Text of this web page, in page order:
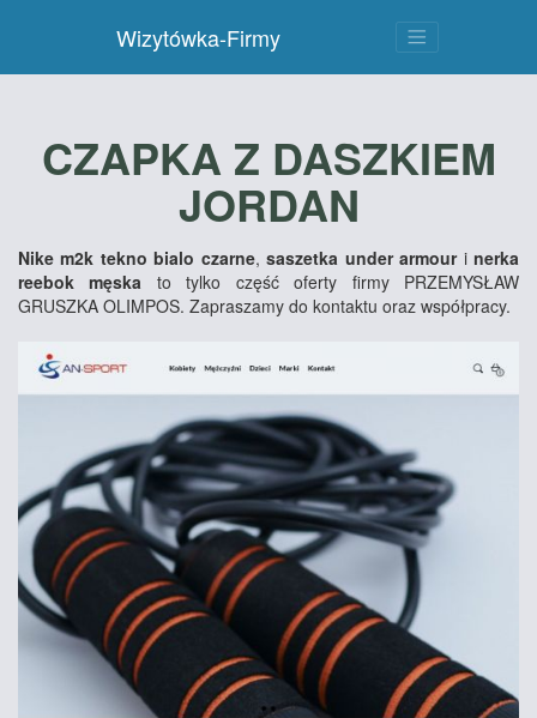
Wizytówka-Firmy
CZAPKA Z DASZKIEM
JORDAN
Nike m2k tekno bialo czarne,saszetka under armouri nerka
reebok męska to tylko część oferty firmy PRZEMYSŁAW
GRUSZKA OLIMPOS. Zapraszamy do kontaktu oraz współpracy.